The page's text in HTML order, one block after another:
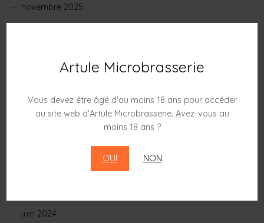
Artule Microbrasserie
Vous devez être âgé d'au moins 18 ans pour accéder
au site web d'Artule Microbrasserie. Avez-vous au
moins 18 ans ?
OUI NON
novembre 2025
juillet 2025
mai 2025
juin 2024